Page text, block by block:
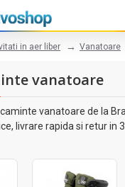
in aer liber Vanatoare
vanatoare
vanatoare de la
livrare rapida si retur in